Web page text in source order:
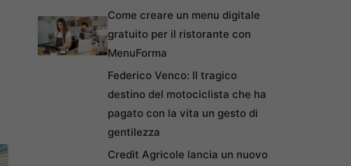
Come creare un menu digitale
gratuito per il ristorante con
MenuForma
Federico Venco: Il tragico
destino del motociclista che ha
pagato con la vita un gesto di
gentilezza
Credit Agricole lancia un nuovo